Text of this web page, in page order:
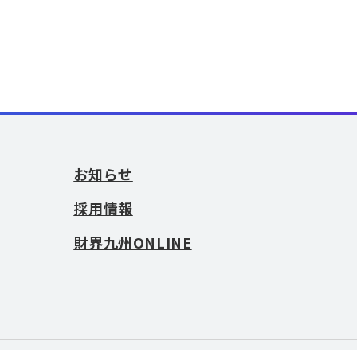
お知らせ
採用情報
財界九州ONLINE